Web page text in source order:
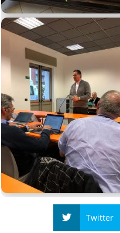
Twitter